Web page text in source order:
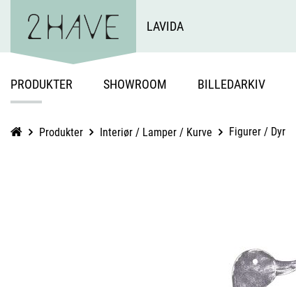
LAVIDA
PRODUKTER SHOWROOM BILLEDARKIV
Produkter Interiør / Lamper / Kurve Figurer / Dyr